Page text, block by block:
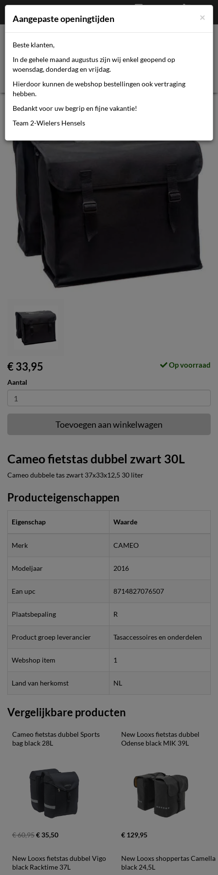
€0,00
Afrekenen
Mijn account
Cameo fietstas dubbel zwart 30L
€ 33,95 Op voorraad
Aantal
Toevoegen aan winkelwagen
Cameo fietstas dubbel zwart 30L
Cameo dubbele tas zwart 37x33x12,5 30 liter
Producteigenschappen
Eigenschap Waarde
Merk CAMEO
Modeljaar 2016
Ean upc 8714827076507
Plaatsbepaling R
Product groep leverancier Tasaccessoires en onderdelen
Webshop item 1
Land van herkomst NL
Vergelijkbare producten
Cameo fietstas dubbel Sports
bag black 28L
€ 60,95€ 35,50
New Looxs fietstas dubbel
Odense black MIK 39L
€ 129,95
New Looxs fietstas dubbel Vigo
black Racktime 37L
New Looxs shoppertas Camella
black 24,5L
×
Aangepaste openingtijden
Beste klanten,
In de gehele maand augustus zijn wij enkel geopend op
woensdag, donderdag en vrijdag.
Hierdoor kunnen de webshop bestellingen ook vertraging
hebben.
Bedankt voor uw begrip en fijne vakantie!
Team 2-Wielers Hensels